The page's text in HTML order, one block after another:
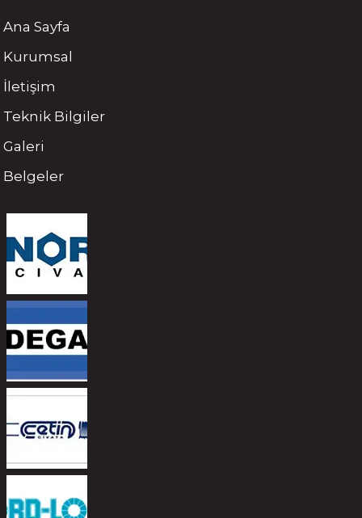
Ana Sayfa
Kurumsal
İletişim
Teknik Bilgiler
Galeri
Belgeler